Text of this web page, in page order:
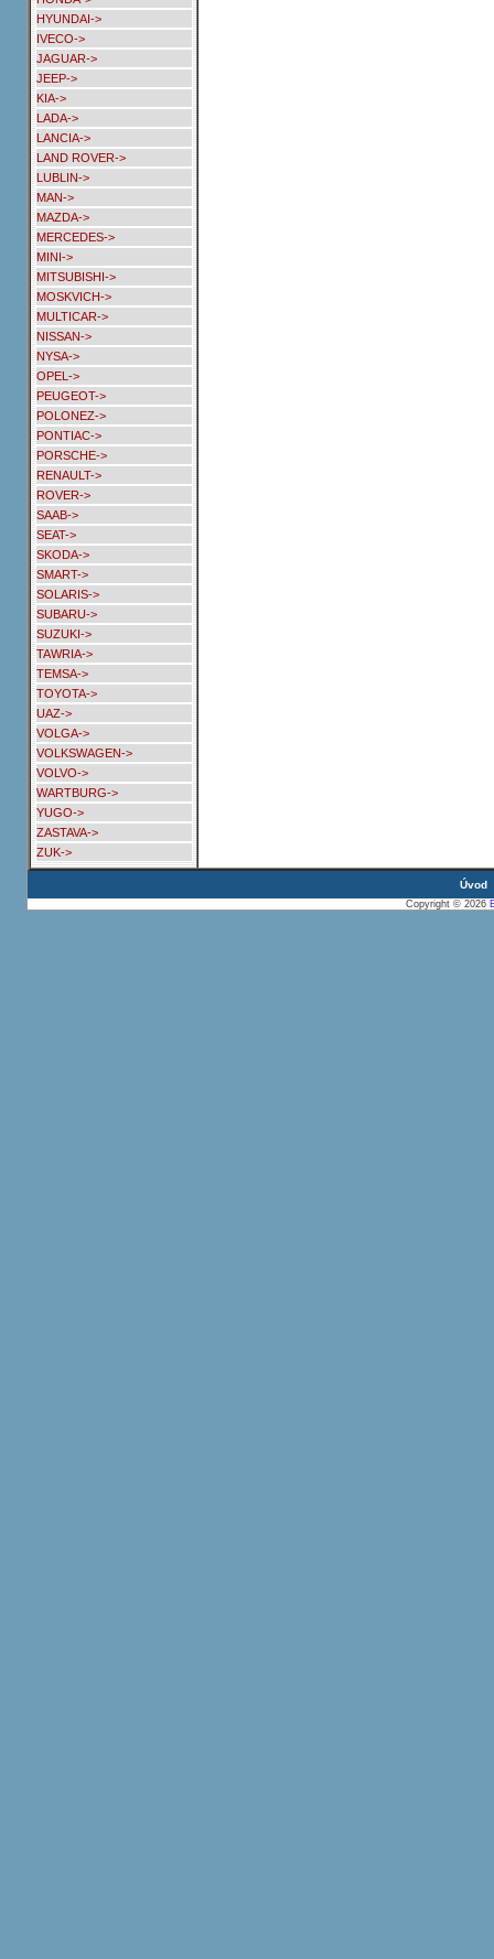
HYUNDAI->
IVECO->
JAGUAR->
JEEP->
KIA->
LADA->
LANCIA->
LAND ROVER->
LUBLIN->
MAN->
MAZDA->
MERCEDES->
MINI->
MITSUBISHI->
MOSKVICH->
MULTICAR->
NISSAN->
NYSA->
OPEL->
PEUGEOT->
POLONEZ->
PONTIAC->
PORSCHE->
RENAULT->
ROVER->
SAAB->
SEAT->
SKODA->
SMART->
SOLARIS->
SUBARU->
SUZUKI->
TAWRIA->
TEMSA->
TOYOTA->
UAZ->
VOLGA->
VOLKSWAGEN->
VOLVO->
WARTBURG->
YUGO->
ZASTAVA->
ZUK->
Úvod
Copyright © 2026